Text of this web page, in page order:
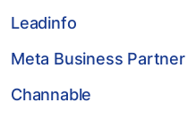
Leadinfo
Meta Business Partner
Channable